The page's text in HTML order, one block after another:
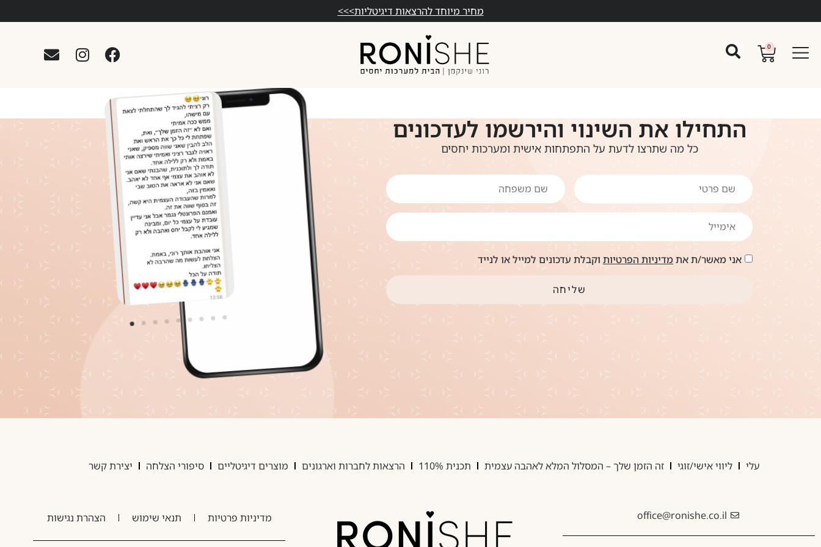
מחיר מיוחד להרצאות דיגיטליות>>>
0
התחילו את השינוי והירשמו לעדכונים
כל מה שתרצו לדעת על התפתחות אישית ומערכות יחסים
אני מאשר/ת אתמדיניות הפרטיות וקבלת עדכונים למייל או לנייד
שליחה
עלי ליווי אישי/זוגי זה הזמן שלך – המסלול המלא לאהבה עצמית תכנית 110% הרצאות לחברות וארגונים מוצרים דיגיטליים סיפורי הצלחה יצירת קשר
office@ronishe.co.il מדיניות פרטיות תנאי שימוש הצהרת נגישות